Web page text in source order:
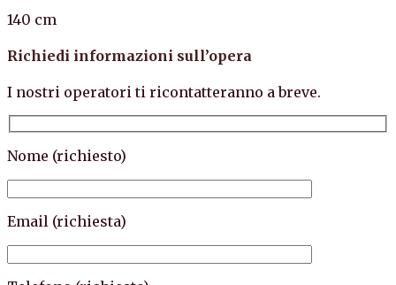
140 cm
Richiedi informazioni sull’opera
I nostri operatori ti ricontatteranno a breve.
Nome (richiesto)
Email (richiesta)